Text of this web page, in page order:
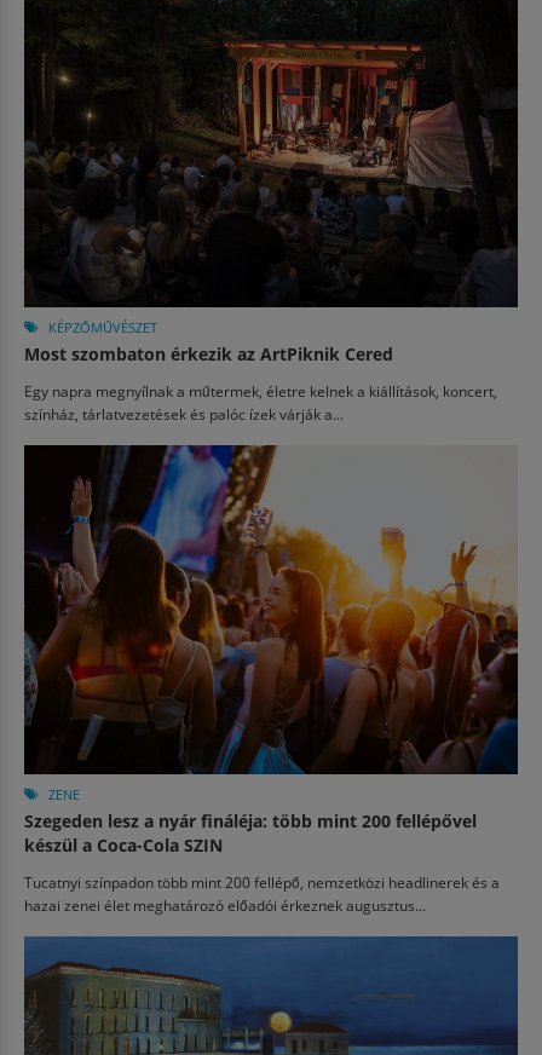
KÉPZŐMŰVÉSZET
Most szombaton érkezik az ArtPiknik Cered
Egy napra megnyílnak a műtermek, életre kelnek a kiállítások, koncert,
színház, tárlatvezetések és palóc ízek várják a...
ZENE
Szegeden lesz a nyár fináléja: több mint 200 fellépővel
készül a Coca-Cola SZIN
Tucatnyi színpadon több mint 200 fellépő, nemzetközi headlinerek és a
hazai zenei élet meghatározó előadói érkeznek augusztus...